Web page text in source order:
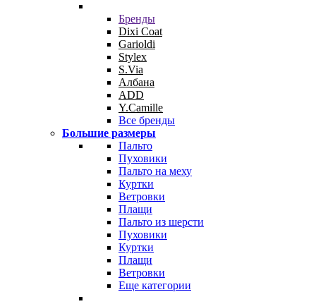
Бренды
Dixi Coat
Garioldi
Stylex
S.Via
Албана
ADD
Y.Camille
Все бренды
Большие размеры
Пальто
Пуховики
Пальто на меху
Куртки
Ветровки
Плащи
Пальто из шерсти
Пуховики
Куртки
Плащи
Ветровки
Еще категории